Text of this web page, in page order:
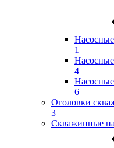
1
4
6
Оголовки
3
Скважинные